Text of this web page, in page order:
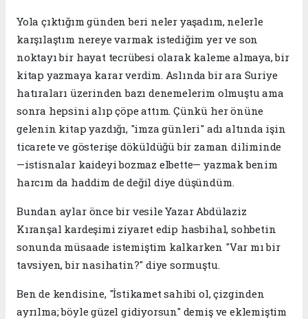
​Yola çıktığım günden beri neler yaşadım, nelerle
karşılaştım nereye varmak istediğim yer ve son
noktayı bir hayat tecrübesi olarak kaleme almaya, bir
kitap yazmaya karar verdim. Aslında bir ara Suriye
hatıraları üzerinden bazı denemelerim olmuştu ama
sonra hepsini alıp çöpe attım. Çünkü her önüne
gelenin kitap yazdığı, "imza günleri" adı altında işin
ticarete ve gösterişe döküldüğü bir zaman diliminde
—istisnalar kaideyi bozmaz elbette— yazmak benim
harcım da haddim de değil diye düşündüm.
​Bundan aylar önce bir vesile Yazar Abdülaziz
Kıranşal kardeşimi ziyaret edip hasbihal, sohbetin
sonunda müsaade istemiştim kalkarken "Var mı bir
tavsiyen, bir nasihatin?" diye sormuştu.
Ben de kendisine, "İstikamet sahibi ol, çizginden
ayrılma; böyle güzel gidiyorsun" demiş ve eklemiştim